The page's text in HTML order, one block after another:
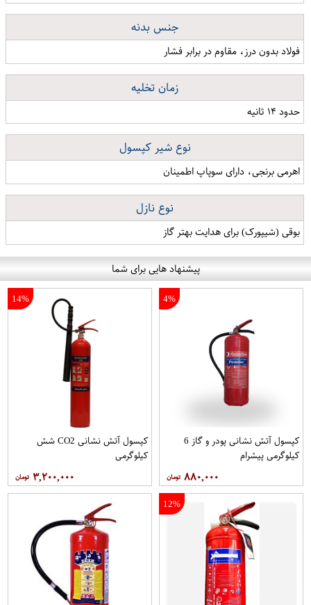
جنس بدنه
فولاد بدون درز، مقاوم در برابر فشار
زمان تخلیه
حدود ۱۴ ثانیه
نوع شیر کپسول
اهرمی برنجی، دارای سوپاپ اطمینان
نوع نازل
بوقی (شیپورک) برای هدایت بهتر گاز
پیشنهاد هایی برای شما
4%
کپسول آتش نشانی پودر و گاز 6
کیلوگرمی پیشرام
۸۸۰,۰۰۰
14%
کپسول آتش نشانی CO2 شش
کیلوگرمی
۳,۲۰۰,۰۰۰
12%